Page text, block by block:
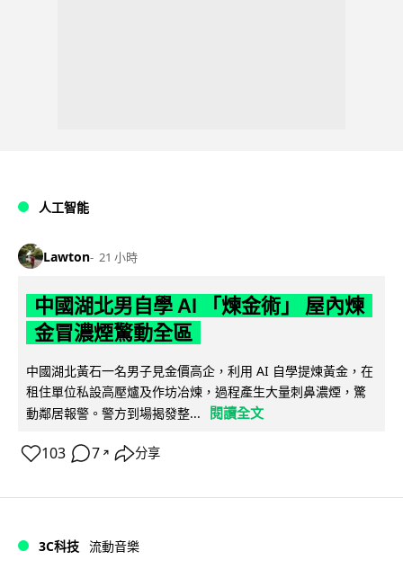
人工智能
Lawton 21 小時
中國湖北男自學 AI 「煉金術」 屋內煉
金冒濃煙驚動全區
中國湖北黃石一名男子見金價高企，利用 AI 自學提煉黃金，在
租住單位私設高壓爐及作坊冶煉，過程產生大量刺鼻濃煙，驚
動鄰居報警。警方到場揭發整...
閱讀全文
103 7 ↗ 分享
3C科技 流動音樂